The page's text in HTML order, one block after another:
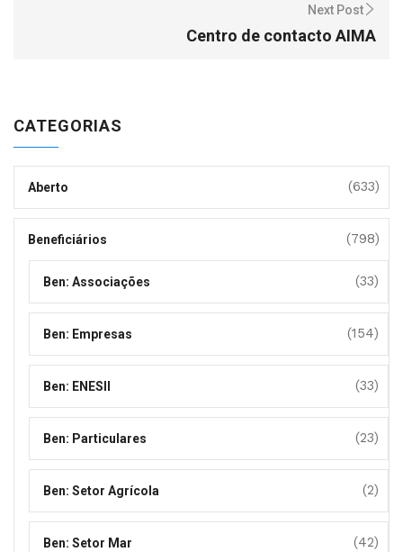
Next Post
Centro de contacto AIMA
CATEGORIAS
Aberto (633)
Beneficiários (798)
Ben: Associações (33)
Ben: Empresas (154)
Ben: ENESII (33)
Ben: Particulares (23)
Ben: Setor Agrícola (2)
Ben: Setor Mar (42)